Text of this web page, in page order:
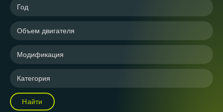
Год
Объем двигателя
Модификация
Категория
Найти